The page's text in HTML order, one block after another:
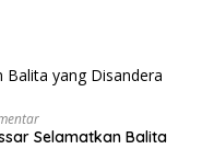
Selamatkan Balita